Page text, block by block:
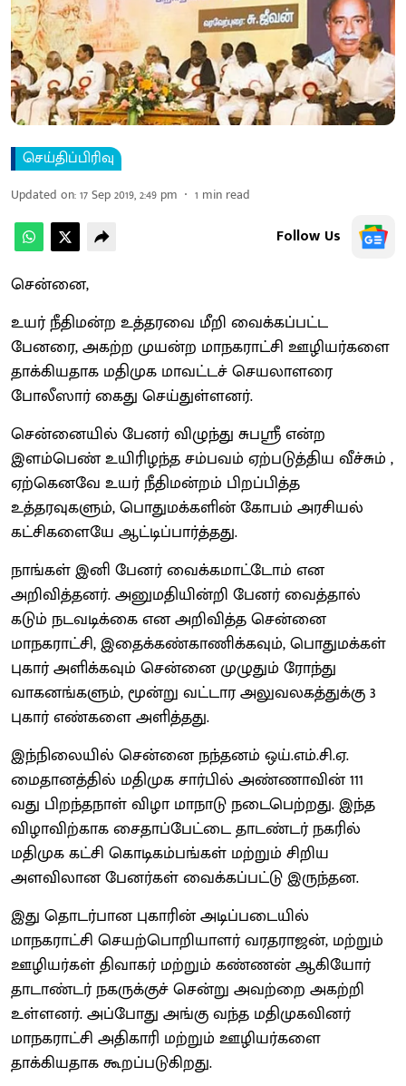
செய்திப்பிரிவு
Updated on:17 Sep 2019, 2:49 pm 1 min read
Follow Us
சென்னை,
உயர் நீதிமன்ற உத்தரவை மீறி வைக்கப்பட்ட
பேனரை, அகற்ற முயன்ற மாநகராட்சி ஊழியர்களை
தாக்கியதாக மதிமுக மாவட்டச் செயலாளரை
போலீஸார் கைது செய்துள்ளனர்.
சென்னையில் பேனர் விழுந்து சுபஸ்ரீ என்ற
இளம்பெண் உயிரிழந்த சம்பவம் ஏற்படுத்திய வீச்சும் ,
ஏற்கெனவே உயர் நீதிமன்றம் பிறப்பித்த
உத்தரவுகளும், பொதுமக்களின் கோபம் அரசியல்
கட்சிகளையே ஆட்டிப்பார்த்தது.
நாங்கள் இனி பேனர் வைக்கமாட்டோம் என
அறிவித்தனர். அனுமதியின்றி பேனர் வைத்தால்
கடும் நடவடிக்கை என அறிவித்த சென்னை
மாநகராட்சி, இதைக்கண்காணிக்கவும், பொதுமக்கள்
புகார் அளிக்கவும் சென்னை முழுதும் ரோந்து
வாகனங்களும், மூன்று வட்டார அலுவலகத்துக்கு 3
புகார் எண்களை அளித்தது.
இந்நிலையில் சென்னை நந்தனம் ஒய்.எம்.சி.ஏ.
மைதானத்தில் மதிமுக சார்பில் அண்ணாவின் 111
வது பிறந்தநாள் விழா மாநாடு நடைபெற்றது. இந்த
விழாவிற்காக சைதாப்பேட்டை தாடண்டர் நகரில்
மதிமுக கட்சி கொடிகம்பங்கள் மற்றும் சிறிய
அளவிலான பேனர்கள் வைக்கப்பட்டு இருந்தன.
இது தொடர்பான புகாரின் அடிப்படையில்
மாநகராட்சி செயற்பொறியாளர் வரதராஜன், மற்றும்
ஊழியர்கள் திவாகர் மற்றும் கண்ணன் ஆகியோர்
தாடாண்டர் நகருக்குச் சென்று அவற்றை அகற்றி
உள்ளனர். அப்போது அங்கு வந்த மதிமுகவினர்
மாநகராட்சி அதிகாரி மற்றும் ஊழியர்களை
தாக்கியதாக கூறப்படுகிறது.